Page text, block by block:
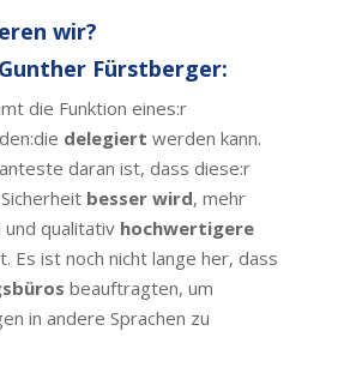
wir?
Fürstberger:
die Funktion eines:r
delegiert werden kann.
daran ist, dass diese:r
besser wird, mehr
und qualitativ hochwertigere
Es ist noch nicht lange her, dass
beauftragten, um
in andere Sprachen zu